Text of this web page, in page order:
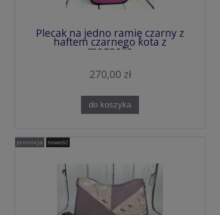
Plecak na jedno ramię czarny z
haftem czarnego kota z
magnolią
270,00 zł
do koszyka
promocja nowość